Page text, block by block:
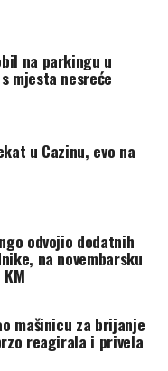
na parkingu u
mjesta nesreće
u Cazinu, evo na
odvojio dodatnih
na novembarsku
mašinicu za brijanje
reagirala i privela